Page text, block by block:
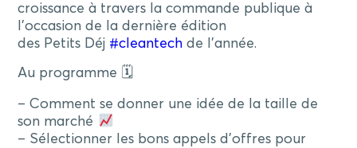
croissance à travers la commande publique à
l’occasion de la dernière édition
des Petits Déj #cleantech de l’année.
Au programme 🗓
– Comment se donner une idée de la taille de
son marché
– Sélectionner les bons appels d’offres pour